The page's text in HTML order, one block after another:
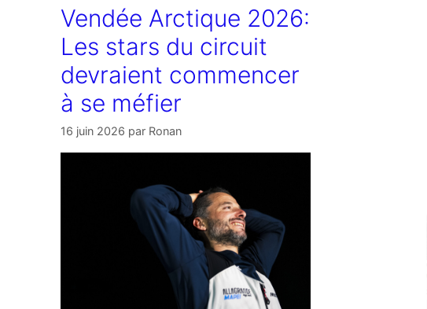
Vendée Arctique 2026:
Les stars du circuit
devraient commencer
à se méfier
16 juin 2026 par Ronan